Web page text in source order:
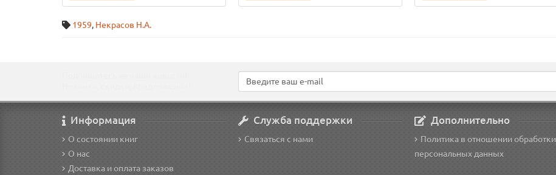
1959, Некрасов Н.А.
Информация
О состоянии книг
О нас
Доставка и оплата заказов
Служба поддержки
Связаться с нами
Дополнительно
Политика в отношении обработки
персональных данных